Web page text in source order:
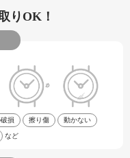
りOK！
損 擦り傷 動かない
など